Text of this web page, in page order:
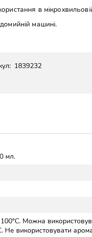
в
машині.
1839232
мл.
Можна
Не використовувати